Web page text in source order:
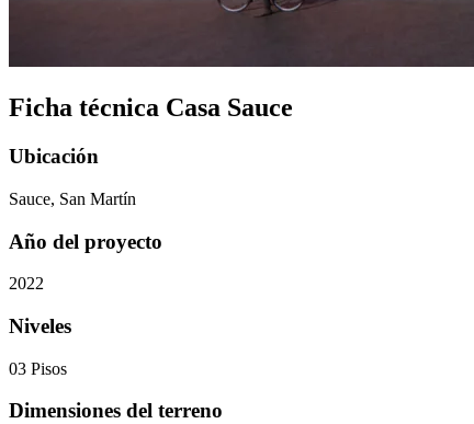
Ficha técnica Casa Sauce
Ubicación
Sauce, San Martín
Año del proyecto
2022
Niveles
03 Pisos
Dimensiones del terreno